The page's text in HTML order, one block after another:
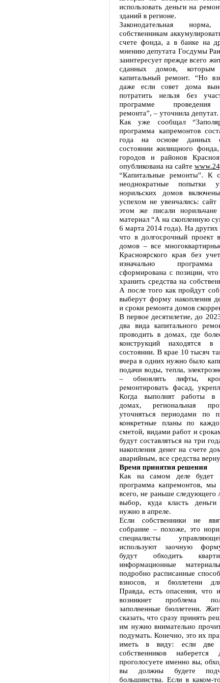
использовать деньги на
зданий в регионе.
Законодательная
собственникам
счете фонда, а в банке на
мнению депутата Госдумы
заинтересует прежде всего
сданных домов, которым
капитальный ремонт. “Но
даже если совет дома
потратить нельзя без
программе проведения
ремонта”, – уточнила депутат.
Как уже сообщал
программа капремонтов
года на основе данных
состоянии жилищного
городов и районов
опубликована на сайте
“Капитальные ремонты”. К
неоднократные попытки
норильских домов
успехом не увенчались:
этом же писали
материал “А на скопленную
6 марта 2014 года). На других
что в долгосрочный проект
домов – все
Красноярского края без
изначально
сформирована с позиции,
хранить средства на
А после того как пройдут
выберут форму накопления
и сроки ремонта домов
В первое десятилетие, до
два вида капитального
проводить в домах, где
конструкций находятся
состоянии. В крае 10 тысяч
вчера в одних нужно было
подачи воды, тепла,
– обновлять лифты,
ремонтировать фасад,
Когда выполнят работы в
домах, региональная
уточняться периодами по
конкретные планы по
сметой, видами работ и
будут составляться на три
накопления денег на счете
аварийным, все средства
Время принятия решения
Как на самом деле будет
программа капремонтов, мы
всего, не раньше следующего
выбор, куда класть
нужно в апреле.
Если собственники не
собрание – похоже, это
специалисты
используют заочную
будут обходить
информационные
подробно расписанные
взносов, и бюллетени
Правда, есть опасения, что
возникнет проблема
заполненные бюллетени.
сказать, что сразу принять
им нужно внимательно
подумать. Конечно, это их
иметь в виду: если две
собственников
проголосуете именно вы,
вы должны будете
большинства. Если в каком-